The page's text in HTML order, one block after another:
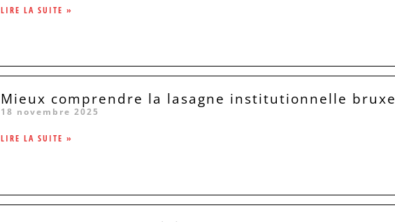
LIRE LA SUITE »
Mieux comprendre la lasagne institutionnelle
18 novembre 2025
LIRE LA SUITE »